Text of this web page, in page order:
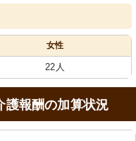
女性
22人
護報酬の加算状況